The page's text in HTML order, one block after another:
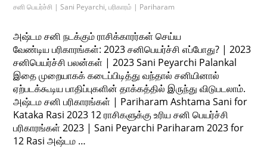
சனி பெயர்ச்சி | Sani Peyarchi,பரிகாரம் | Pariharam
அஷ்டம சனி நடக்கும் ராசிக்காரர்கள் செய்ய
வேண்டிய பரிகாரங்கள்: 2023 சனிபெயர்ச்சி எப்போது? | 2023
சனிபெயர்ச்சி பலன்கள் | 2023 Sani Peyarchi Palankal
இதை முறையாகக் கடைப்பிடித்து வந்தால் சனியினால்
ஏற்படக்கூடிய பாதிப்புகளின் தாக்கத்தில் இருந்து விடுபடலாம்.
அஷ்டம சனி பரிகாரங்கள் | Pariharam Ashtama Sani for
Kataka Rasi 2023 12 ராசிகளுக்கு உரிய சனி பெயர்ச்சி
பரிகாரங்கள் 2023 | Sani Peyarchi Pariharam 2023 for
12 Rasi அஷ்டம …